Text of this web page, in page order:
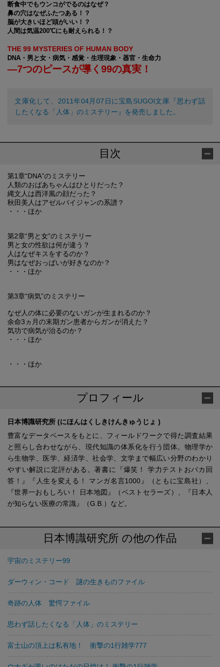
断食中でもウンコがでるのはなぜ？
鼻の穴はなぜふたつある！？
脳が大きいほど頭がいい！？
人間は気温200℃にも耐えられる！？
THE 99 MYSTERIES OF HUMAN BODY
DNA・男と女・病気・感覚・生理現象・器官・生命力
―7つのピースが導く99の真実！
文庫化して、2011年04月07日に宝島SUGOI文庫『思わず話
したくなる「人体」のミステリー』を発売しました。
目次
第1章“DNA”のミステリー
人類のおばあちゃんはひとりだった？
縄文人は西洋風の顔だった？
秋田美人はアゼルバイジャンの系譜？
・・・ほか
第2章“男と女”のミステリー
男と女の性欲は何が違う？
人はなぜキスをするのか？
男はなぜおっぱいが好きなのか？
・・・ほか
第3章“病気”のミステリー
なぜ人の体に必要のないガンが生まれるのか？
余命3ヵ月の末期ガン患者からガンが消えた？
気功で病気が治るのか？
・・・ほか
・・・ほか
プロフィール
日本博識研究所 (にほんはくしきけんきゅうじょ )
豊富なデータベースをもとに、フィールドワークで得た調査結果
と照らし合わせながら、現代知識の体系化を行う団体。物理学か
ら生物学、医学、経済学、社会学、文学まで幅広い分野のわかり
やすい解説に定評がある。著書に『爆笑！ 学力テストおバカ回
答！』『人生を変える！ マンガ名言1000』（ともに宝島社）、
『世界一おもしろい！ 日本地図』（ベストセラーズ）、『日本人
が知らない医療の常識』（G.B.）など。
日本博識研究所 の他の作品
宇宙のミステリー99
ダーウィン・コード 謎の生きものファイル
奇跡の人体 驚愕ファイル
思わず話したくなる「人体」のミステリー
富士山の頂上は私有地！ 衝撃の1行雑学777